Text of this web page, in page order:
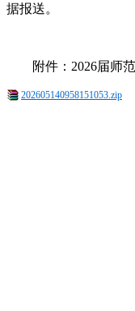
据报送。
附件：2026届师范
202605140958151053.zip